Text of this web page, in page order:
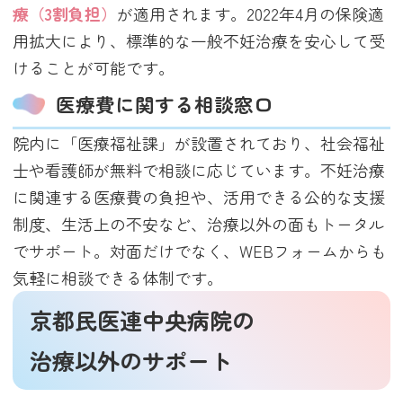
療（3割負担） が適用されます。2022年4月の保険適
用拡大により、標準的な一般不妊治療を安心して受
けることが可能です。
医療費に関する相談窓口
院内に「医療福祉課」が設置されており、社会福祉
士や看護師が無料で相談に応じています。不妊治療
に関連する医療費の負担や、活用できる公的な支援
制度、生活上の不安など、治療以外の面もトータル
でサポート。対面だけでなく、WEBフォームからも
気軽に相談できる体制です。
京都民医連中央病院の
治療以外のサポート